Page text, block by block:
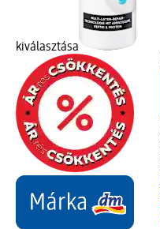
kiválasztása